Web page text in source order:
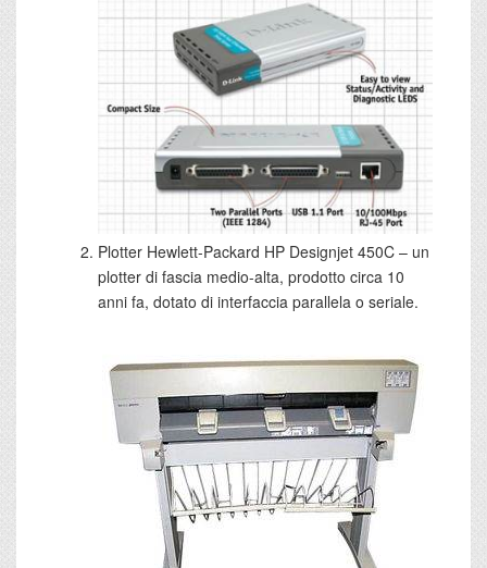
Plotter Hewlett-Packard HP Designjet 450C – un
plotter di fascia medio-alta, prodotto circa 10
anni fa, dotato di interfaccia parallela o seriale.